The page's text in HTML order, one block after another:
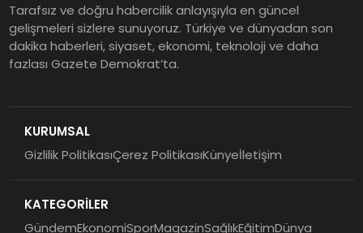
Tarafsız ve doğru habercilik anlayışıyla en güncel
gelişmeleri sizlere sunuyoruz. Türkiye ve dünyadan son
dakika haberleri, siyaset, ekonomi, teknoloji ve daha
fazlası Gazete Demokrat’ta.
KURUMSAL
Gizlilik PolitikasıÇerez PolitikasıKünyeİletişim
KATEGORİLER
GündemEkonomiSporMagazinSağlıkEğitimDünya